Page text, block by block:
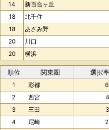
14
新百合ヶ丘
18
北千住
18
あざみ野
20
川口
20
横浜
順位 関東圏 選択
1 彩都
2
西宮
3
三田
4
尼崎